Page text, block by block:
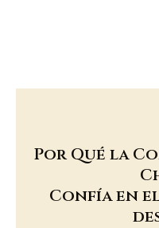
Por Qué la
Confía en